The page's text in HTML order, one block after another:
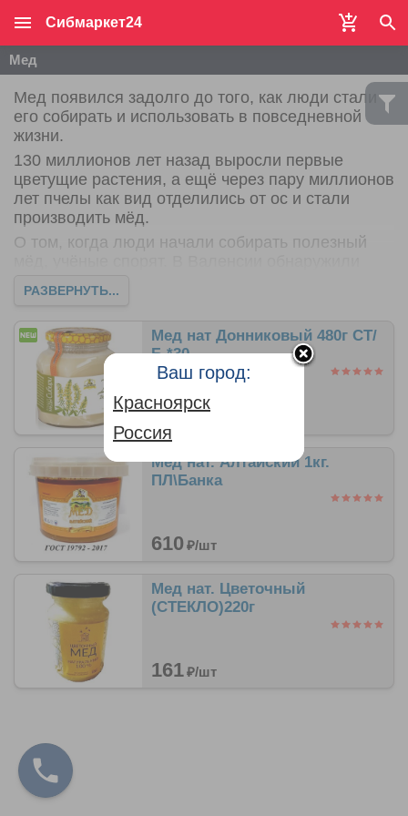
Сибмаркет24
Мед
Мед появился задолго до того, как люди стали
его собирать и использовать в повседневной
жизни.
130 миллионов лет назад выросли первые
цветущие растения, а ещё через пару миллионов
лет пчелы как вид отделились от ос и стали
производить мёд.
О том, когда люди начали собирать полезный
осталось изображение человека, собирающего
около 15 000 лет.
Мед также упоминается в книгах древних
шумеров, вавилонян, индусов и китайцев, а в
Ветхом Завете Израиль называли «землёй мёда
и молока».
Пчелиный мед - ценнейший продукт, который
дарит нам природа.
РАЗВЕРНУТЬ...
Мед нат Донниковый 480г СТ/
Б *30
408
Мед нат. Алтайский 1кг.
ПЛ\Банка
610 ₽/шт
Мед нат. Цветочный
(СТЕКЛО)220г
161₽/шт
Ваш город:
Красноярск
Россия